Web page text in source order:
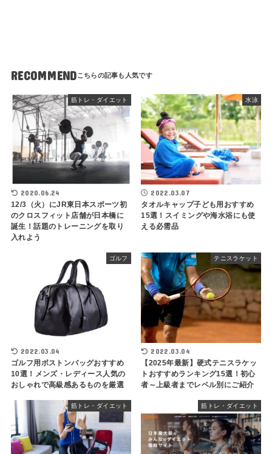
RECOMMEND
筋トレ・ダイエット
2020.06.24
12/3（火）にJR東日本スポーツ初
のクロスフィット店舗が日本橋に
誕生！話題のトレーニングを取り
入れよう
水泳
2022.03.07
タオルキャップ子ども用おすすめ
15選！スイミングや海水浴にも使
える必需品
ゴルフ
2022.03.04
ゴルフ用ボストンバッグおすすめ
10選！メンズ・レディース人気の
おしゃれで高級感あるものを厳選
テニスラケット
2022.03.04
【2025年最新】硬式テニスラケッ
トおすすめランキング15選！初心
者～上級者までレベル別にご紹介
筋トレ・ダイエット 筋トレ・ダイエット